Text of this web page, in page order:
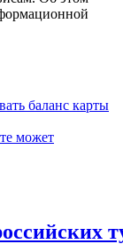
баланс карты
может